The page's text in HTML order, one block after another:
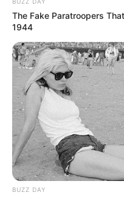
The Fake Paratroopers
1944
BUZZ DAY